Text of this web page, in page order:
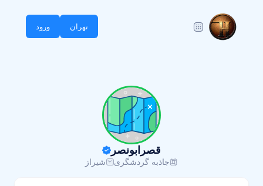
تهران ورود
قصرابونصر
جاذبه گردشگری شیراز